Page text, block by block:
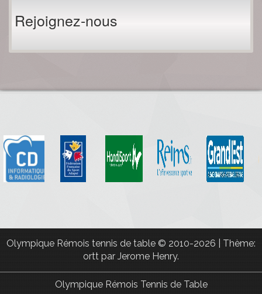
Rejoignez-nous
Olympique Rémois tennis de table © 2010-2026
Thème:
ortt par Jerome Henry.
Olympique Rémois Tennis de Table